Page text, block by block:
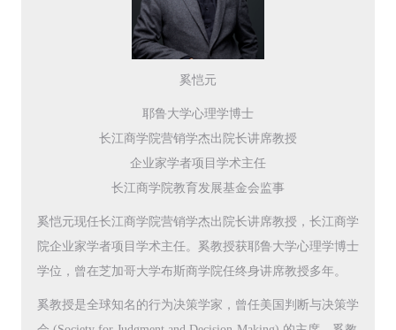
奚恺元
耶鲁大学心理学博士
长江商学院营销学杰出院长讲席教授
企业家学者项目学术主任
长江商学院教育发展基金会监事
奚恺元现任长江商学院营销学杰出院长讲席教授，长江商学
院企业家学者项目学术主任。奚教授获耶鲁大学心理学博士
学位，曾在芝加哥大学布斯商学院任终身讲席教授多年。
奚教授是全球知名的行为决策学家，曾任美国判断与决策学